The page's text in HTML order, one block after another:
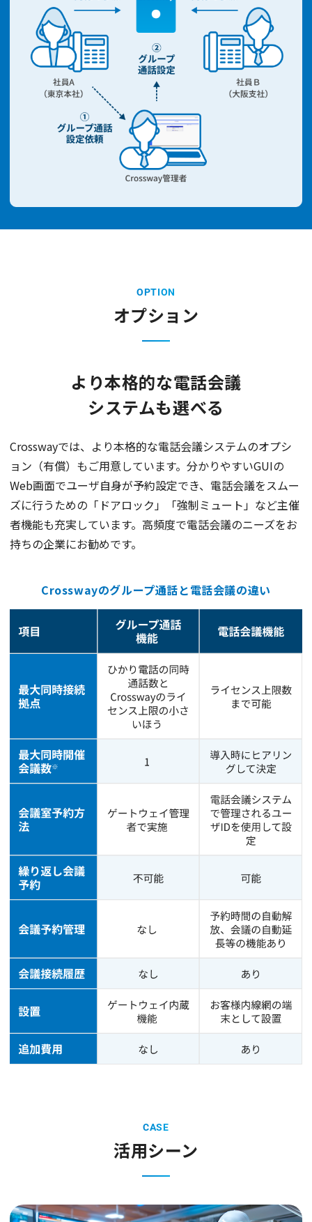
OPTION
オプション
より本格的な電話会議
システムも選べる
Crosswayでは、より本格的な電話会議システムのオプシ
ョン（有償）もご用意しています。分かりやすいGUIの
Web画面でユーザ自身が予約設定でき、電話会議をスムー
ズに行うための「ドアロック」「強制ミュート」など主催
者機能も充実しています。高頻度で電話会議のニーズをお
持ちの企業にお勧めです。
Crosswayのグループ通話と電話会議の違い
CASE
活用シーン